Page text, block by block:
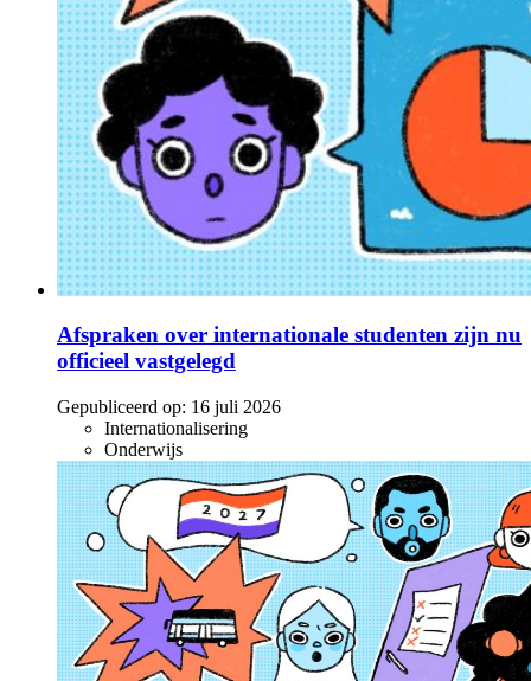
Afspraken over internationale studenten zijn nu
officieel vastgelegd
Gepubliceerd op: 16 juli 2026
Internationalisering
Onderwijs